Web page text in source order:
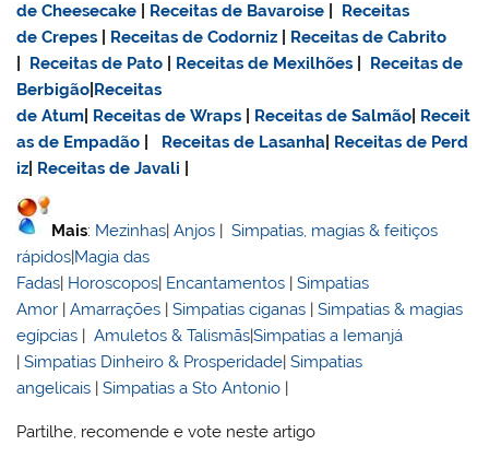
de Cheesecake
Receitas de Bavaroise
Receitas
de Crepes
Receitas de Codorniz
Receitas de Cabrito
Receitas de Pato Receitas de Mexilhões
Receitas de
Berbigão Receitas
de Atum
Receitas de Wraps Receitas de Salmão
Receit
as de Empadão
Receitas de Lasanha
Receitas de Perd
iz
Receitas de Javali
Mais: Mezinhas|Anjos |Simpatias, magias & feitiços
rápidos|Magia das
Fadas| Horoscopos| Encantamentos |Simpatias
Amor |Amarrações |Simpatias ciganas |Simpatias & magias
egípcias |Amuletos & Talismãs|Simpatias a Iemanjá
|Simpatias Dinheiro & Prosperidade|Simpatias
angelicais |Simpatias a Sto Antonio |
Partilhe, recomende e vote neste artigo